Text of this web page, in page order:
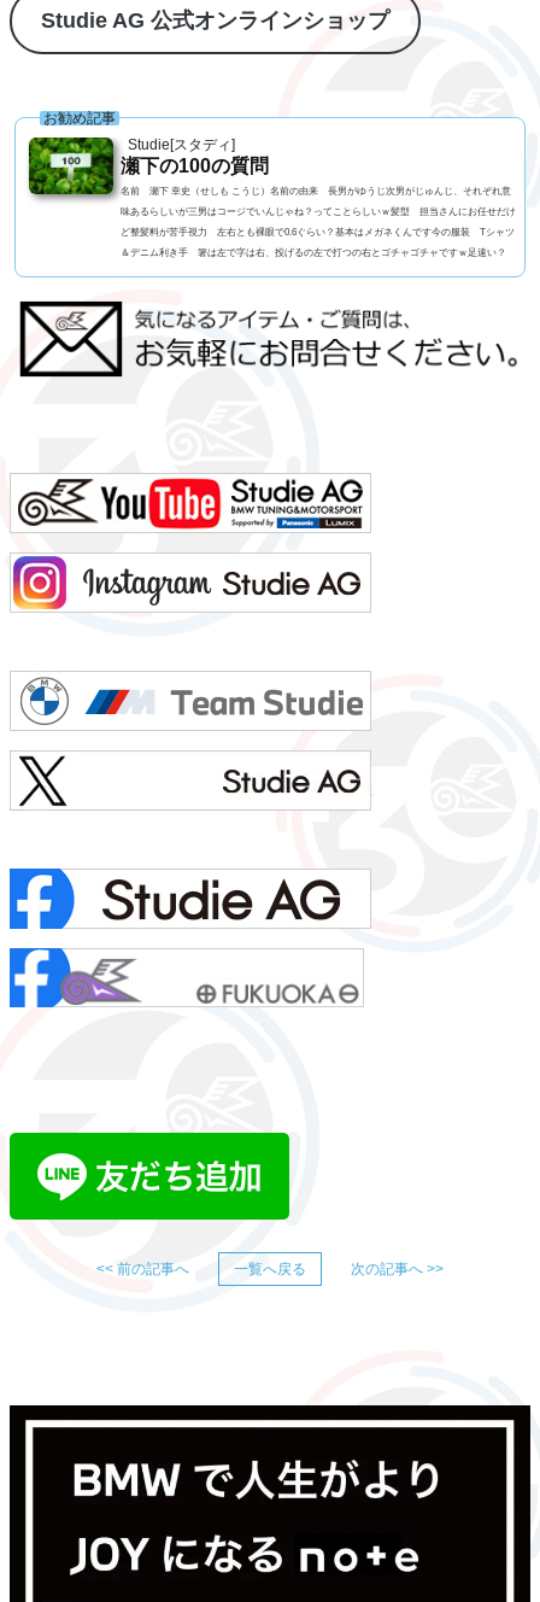
Studie AG 公式オンラインショップ
Studie[スタディ]
お勧め記事
瀬下の100の質問
名前 瀬下 幸史（せしも こうじ）名前の由来 長男がゆうじ次男がじゅんじ、それぞれ意
味あるらしいが三男はコージでいんじゃね？ってことらしいｗ髪型 担当さんにお任せだけ
ど整髪料が苦手視力 左右とも裸眼で0.6ぐらい？基本はメガネくんです今の服装 Tシャツ
＆デニム利き手 箸は左で字は右、投げるの左で打つの右とゴチャゴチャですｗ足速い？
ラいｗ...
<< 前の記事へ 一覧へ戻る 次の記事へ >>